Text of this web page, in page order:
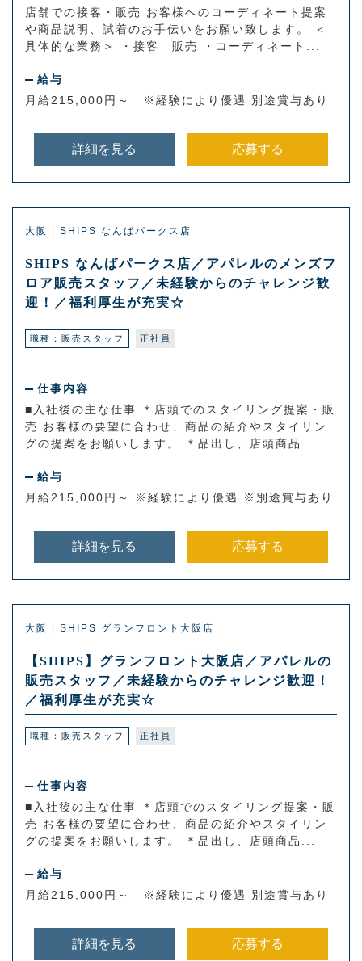
店舗での接客・販売 お客様へのコーディネート提案
や商品説明、試着のお手伝いをお願い致します。 ＜
具体的な業務＞ ・接客 販売 ・コーディネート...
給与
月給215,000円～ ※経験により優遇 別途賞与あり
詳細を見る 応募する
大阪 | SHIPS なんばパークス店
SHIPS なんばパークス店／アパレルのメンズフ
ロア販売スタッフ／未経験からのチャレンジ歓
迎！／福利厚生が充実☆
職種：販売スタッフ 正社員
仕事内容
■入社後の主な仕事 ＊店頭でのスタイリング提案・販
売 お客様の要望に合わせ、商品の紹介やスタイリン
グの提案をお願いします。 ＊品出し、店頭商品...
給与
月給215,000円～ ※経験により優遇 ※別途賞与あり
詳細を見る 応募する
大阪 | SHIPS グランフロント大阪店
【SHIPS】グランフロント大阪店／アパレルの
販売スタッフ／未経験からのチャレンジ歓迎！
／福利厚生が充実☆
職種：販売スタッフ 正社員
仕事内容
■入社後の主な仕事 ＊店頭でのスタイリング提案・販
売 お客様の要望に合わせ、商品の紹介やスタイリン
グの提案をお願いします。 ＊品出し、店頭商品...
給与
月給215,000円～ ※経験により優遇 別途賞与あり
詳細を見る 応募する